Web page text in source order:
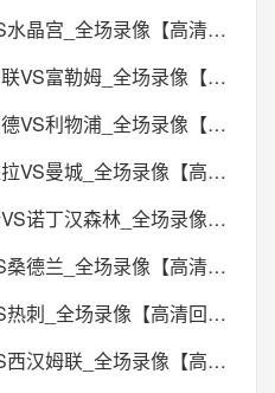
2026年05月24日 阿森纳VS水晶宫_全场录像【高清回放】
2026年05月24日 纽卡斯尔联VS富勒姆_全场录像【高清回放】
2026年05月24日 布伦特福德VS利物浦_全场录像【高清回放】
2026年05月24日 阿斯顿维拉VS曼城_全场录像【高清回放】
2026年05月24日 伯恩茅斯VS诺丁汉森林_全场录像【高清回放】
2026年05月24日 切尔西VS桑德兰_全场录像【高清回放】
2026年05月24日 埃弗顿VS热刺_全场录像【高清回放】
2026年05月24日 利兹联VS西汉姆联_全场录像【高清回放】